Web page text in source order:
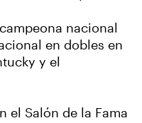
nacional
en dobles en
y el
el Salón de la Fama